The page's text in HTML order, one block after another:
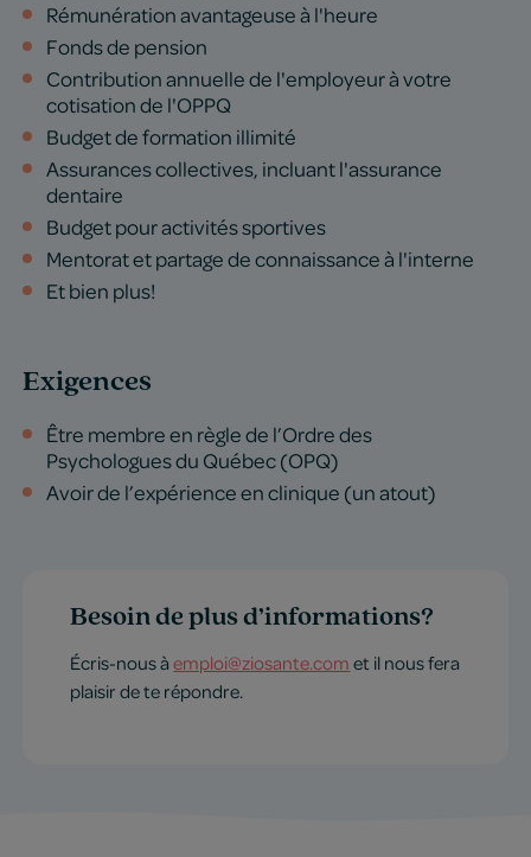
Rémunération avantageuse à l'heure
Fonds de pension
Contribution annuelle de l'employeur à votre
cotisation de l'OPPQ
Budget de formation illimité
Assurances collectives, incluant l'assurance
dentaire
Budget pour activités sportives
Mentorat et partage de connaissance à l'interne
Et bien plus!
Exigences
Être membre en règle de l’Ordre des
Psychologues du Québec (OPQ)
Avoir de l’expérience en clinique (un atout)
Besoin de plus d’informations?
Écris-nous àemploi@ziosante.com et il nous fera
plaisir de te répondre.